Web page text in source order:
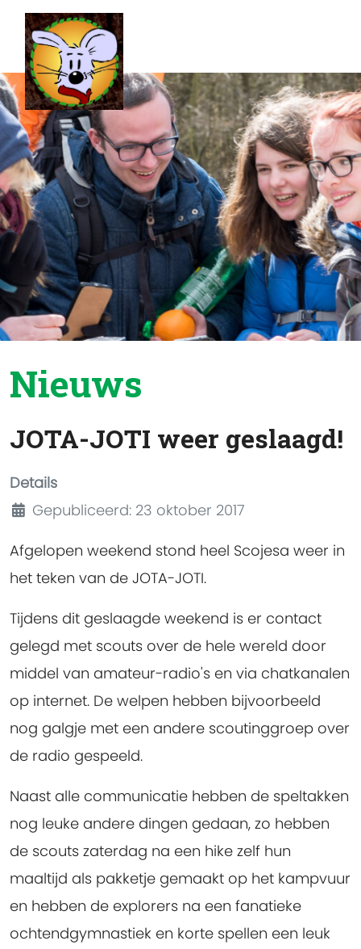
Nieuws
JOTA-JOTI weer geslaagd!
Details
Gepubliceerd: 23 oktober 2017
Afgelopen weekend stond heel Scojesa weer in
het teken van de JOTA-JOTI.
Tijdens dit geslaagde weekend is er contact
gelegd met scouts over de hele wereld door
middel van amateur-radio's en via chatkanalen
op internet. De welpen hebben bijvoorbeeld
nog galgje met een andere scoutinggroep over
de radio gespeeld.
Naast alle communicatie hebben de speltakken
nog leuke andere dingen gedaan, zo hebben
de scouts zaterdag na een hike zelf hun
maaltijd als pakketje gemaakt op het kampvuur
en hebben de explorers na een fanatieke
ochtendgymnastiek en korte spellen een leuk